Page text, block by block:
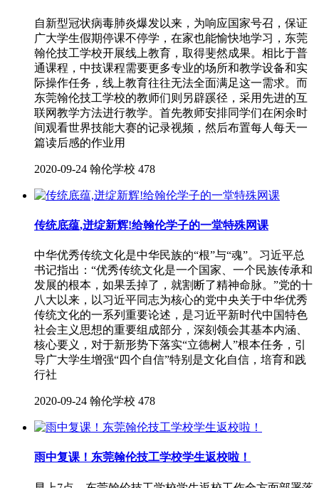
自新型冠状病毒肺炎爆发以来，为响应国家号召，保证
广大学生假期停课不停学，在家也能愉快地学习，东莞
翰伦技工学校开展线上教育，取得斐然成果。相比于普
通课程，中技课程需要更多专业的场所和教学设备和实
际操作任务，线上教育往往无法全面满足这一需求。而
东莞翰伦技工学校的教师们则另辟蹊径，采用先进的互
联网教学方法进行教学。首先教师安排同学们在闲余时
间观看世界技能大赛的记录视频，然后布置每人每天一
篇读后感的作业用
2020-09-24 翰伦学校 478
传统底蕴,迸绽新辉!给翰伦学子的一堂特殊网课
中华优秀传统文化是中华民族的“根”与“魂”。习近平总
书记指出：“优秀传统文化是一个国家、一个民族传承和
发展的根本，如果丢掉了，就割断了精神命脉。”党的十
八大以来，以习近平同志为核心的党中央关于中华优秀
传统文化的一系列重要论述，是习近平新时代中国特色
社会主义思想的重要组成部分，深刻领会其基本内涵、
核心要义，对于新形势下落实“立德树人”根本任务，引
导广大学生增强“四个自信”特别是文化自信，培育和践
行社
2020-09-24 翰伦学校 478
雨中复课！东莞翰伦技工学校学生返校啦！